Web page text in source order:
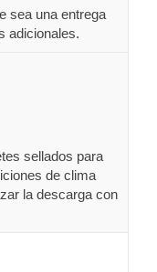
sea una entrega
adicionales.
sellados para
de clima
la descarga con